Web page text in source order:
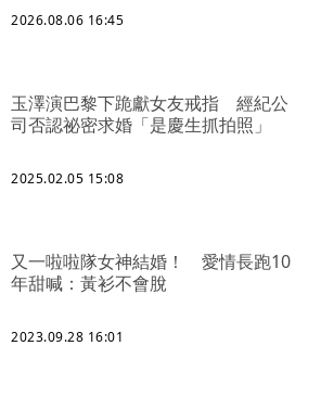
2026.08.06 16:45
玉澤演巴黎下跪獻女友戒指 經紀公
司否認祕密求婚「是慶生抓拍照」
2025.02.05 15:08
又一啦啦隊女神結婚！ 愛情長跑10
年甜喊：黃衫不會脫
2023.09.28 16:01